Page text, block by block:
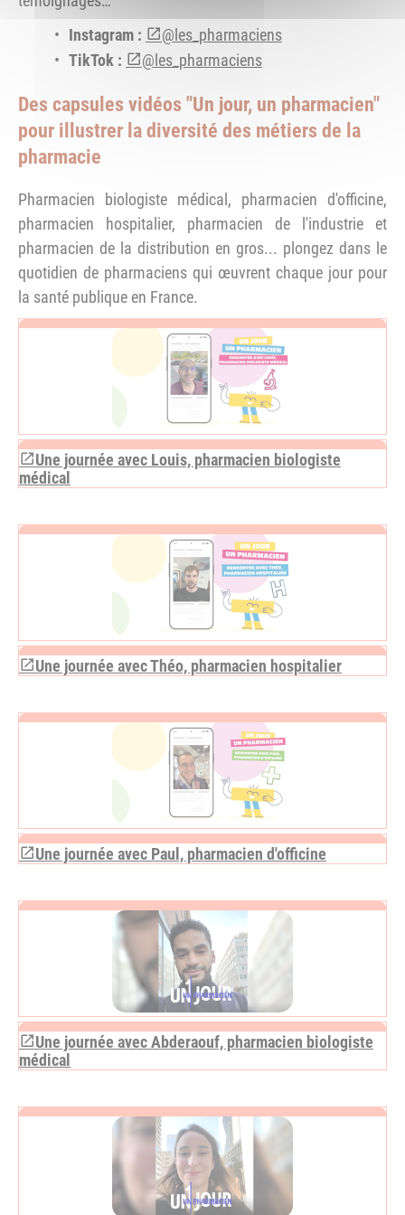
Instagram :
@les_pharmaciens
TikTok :
@les_pharmaciens
Des capsules vidéos "Un jour, un pharmacien"
pour illustrer la diversité des métiers de la
pharmacie
Pharmacien biologiste médical, pharmacien d'officine,
pharmacien hospitalier, pharmacien de l'industrie et
pharmacien de la distribution en gros... plongez dans le
quotidien de pharmaciens qui œuvrent chaque jour pour
la santé publique en France.
Une journée avec Louis, pharmacien biologiste
médical
Une journée avec Théo, pharmacien hospitalier
Une journée avec Paul, pharmacien d'officine
Une journée avec Abderaouf, pharmacien biologiste
médical